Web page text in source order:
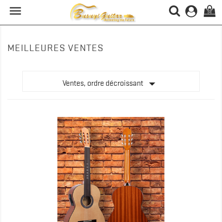
 (0)
MEILLEURES VENTES
Ventes, ordre décroissant 